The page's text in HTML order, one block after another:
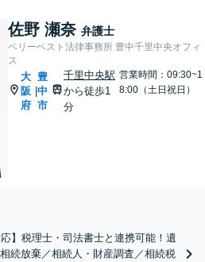
佐野 瀬奈 弁護士
ベリーベスト法律事務所 豊中千里中央オフィ
ス
大
阪
府
豊
中
市
千里中央駅
から徒歩1
分
営業時間：09:30~1
8:00（土日祝日）
】税理士・司法書士と連携可能！遺
続放棄／相続人・財産調査／相続税